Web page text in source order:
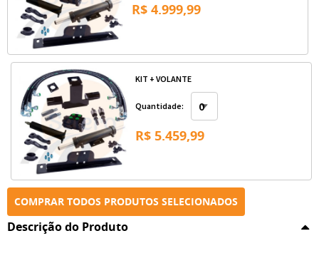
R$ 4.999,99
KIT + VOLANTE
Quantidade:
R$ 5.459,99
COMPRAR TODOS PRODUTOS SELECIONADOS
Descrição do Produto